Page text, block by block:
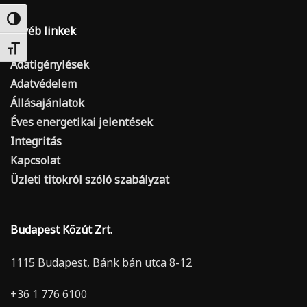
Nagy kontraszt váltása
Betűméret váltása
Egyéb linkek
Adatigénylések
Adatvédelem
Állásajánlatok
Éves energetikai jelentések
Integritás
Kapcsolat
Üzleti titokról szóló szabályzat
Budapest Közút Zrt.
1115 Budapest, Bánk bán utca 8-12
+36 1 776 6100